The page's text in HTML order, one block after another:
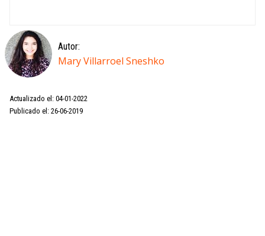
Autor:
Mary Villarroel Sneshko
Actualizado el: 04-01-2022
Publicado el: 26-06-2019